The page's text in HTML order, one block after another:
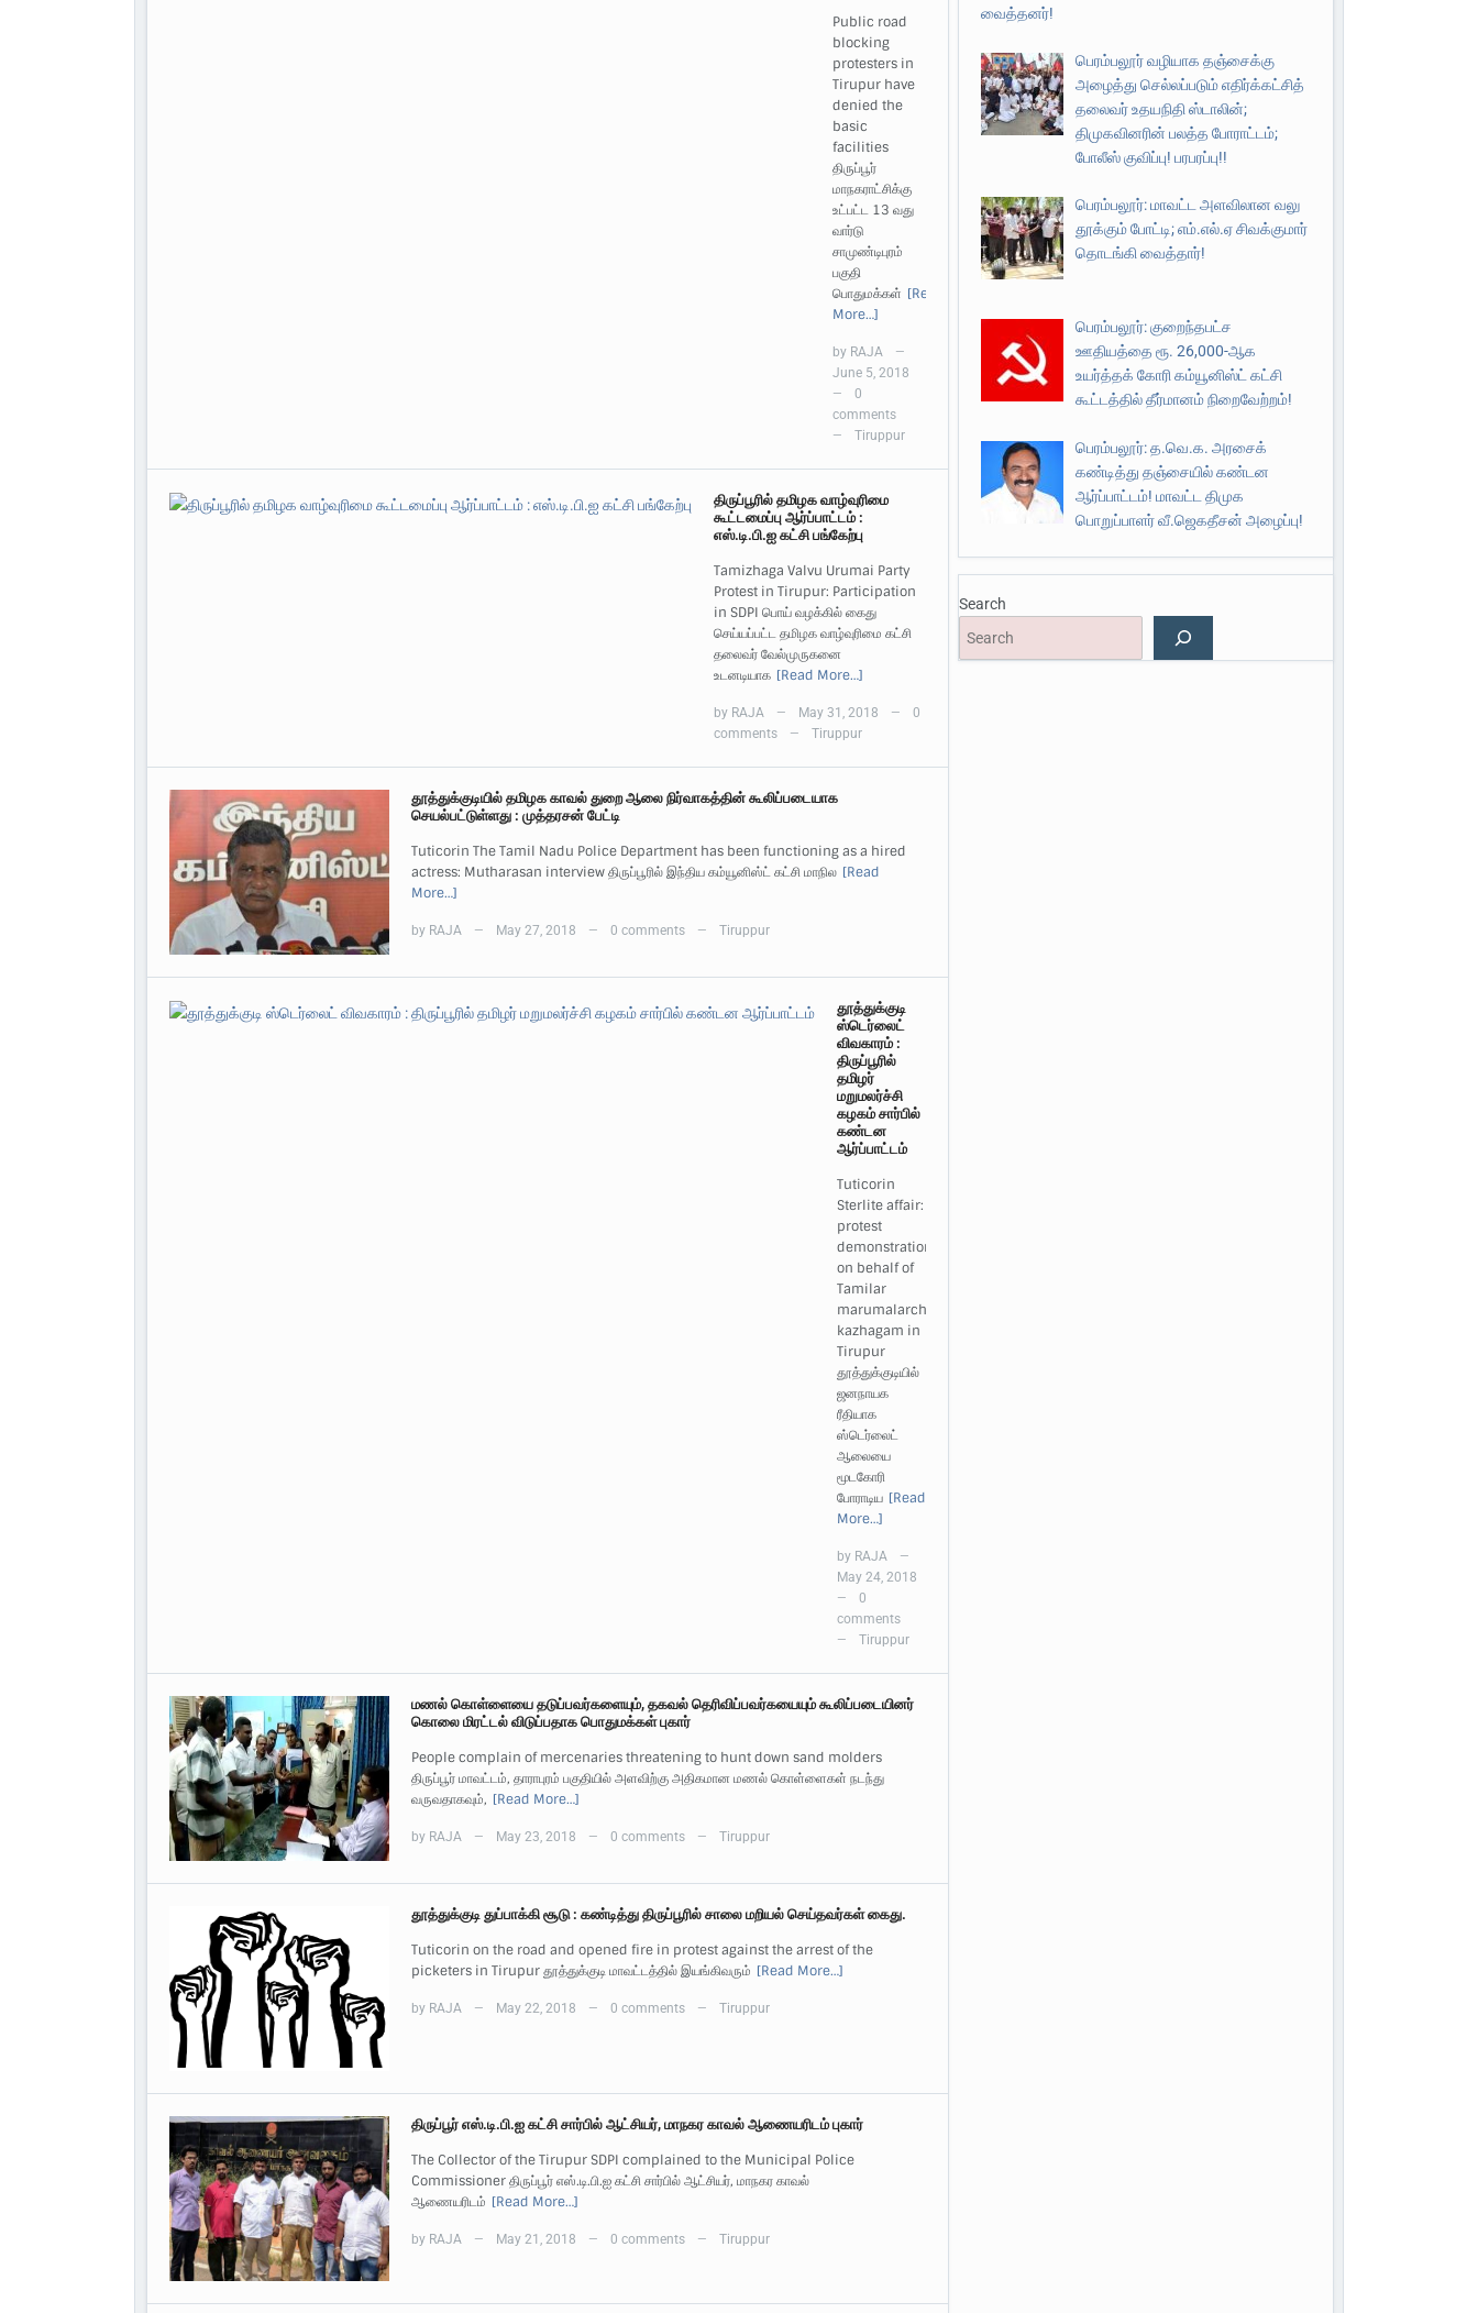
Public road
blocking
protesters in
Tirupur have
denied the
basic
facilities
திருப்பூர்
மாநகராட்சிக்கு
உட்பட்ட 13 வது
வார்டு
சாமுண்டிபுரம்
பகுதி
பொதுமக்கள் [Read
More…]
by RAJA —
June 5, 2018
—
0
comments
— Tiruppur
திருப்பூரில் தமிழக வாழ்வுரிமை
கூட்டமைப்பு ஆர்ப்பாட்டம் :
எஸ்.டி.பி.ஐ கட்சி பங்கேற்பு
Tamizhaga Valvu Urumai Party
Protest in Tirupur: Participation
in SDPI பொய் வழக்கில் கைது
செய்யப்பட்ட தமிழக வாழ்வுரிமை கட்சி
தலைவர் வேல்முருகனை
உடனடியாக [Read More…]
by RAJA — May 31, 2018 —
0
comments
— Tiruppur
தூத்துக்குடியில் தமிழக காவல் துறை ஆலை நிர்வாகத்தின் கூலிப்படையாக
செயல்பட்டுள்ளது : முத்தரசன் பேட்டி
Tuticorin The Tamil Nadu Police Department has been functioning as a hired
actress: Mutharasan interview திருப்பூரில் இந்திய கம்யூனிஸ்ட் கட்சி மாநில [Read
More…]
by RAJA — May 27, 2018 — 0 comments — Tiruppur
தூத்துக்குடி
ஸ்டெர்லைட்
விவகாரம் :
திருப்பூரில்
தமிழர்
மறுமலர்ச்சி
கழகம் சார்பில்
கண்டன
ஆர்ப்பாட்டம்
Tuticorin
Sterlite affair:
protest
demonstration
on behalf of
Tamilar
marumalarchi
kazhagam in
Tirupur
தூத்துக்குடியில்
ஜனநாயக
ரீதியாக
ஸ்டெர்லைட்
ஆலையை
மூடகோரி
போராடிய [Read
More…]
by RAJA —
May 24, 2018
—
0
comments
— Tiruppur
மணல் கொள்ளையை தடுப்பவர்களையும், தகவல் தெரிவிப்பவர்கயையும் கூலிப்படையினர்
கொலை மிரட்டல் விடுப்பதாக பொதுமக்கள் புகார்
People complain of mercenaries threatening to hunt down sand molders
திருப்பூர் மாவட்டம், தாராபுரம் பகுதியில் அளவிற்கு அதிகமான மணல் கொள்ளைகள் நடந்து
வருவதாகவும், [Read More…]
by RAJA — May 23, 2018 — 0 comments — Tiruppur
தூத்துக்குடி துப்பாக்கி சூடு : கண்டித்து திருப்பூரில் சாலை மறியல் செய்தவர்கள் கைது.
Tuticorin on the road and opened fire in protest against the arrest of the
picketers in Tirupur தூத்துக்குடி மாவட்டத்தில் இயங்கிவரும் [Read More…]
by RAJA — May 22, 2018 — 0 comments — Tiruppur
திருப்பூர் எஸ்.டி.பி.ஐ கட்சி சார்பில் ஆட்சியர், மாநகர காவல் ஆணையரிடம் புகார்
The Collector of the Tirupur SDPI complained to the Municipal Police
Commissioner திருப்பூர் எஸ்.டி.பி.ஐ கட்சி சார்பில் ஆட்சியர், மாநகர காவல்
ஆணையரிடம் [Read More…]
by RAJA — May 21, 2018 — 0 comments — Tiruppur
வைத்தனர்!
பெரம்பலூர் வழியாக தஞ்சைக்கு
அழைத்து செல்லப்படும் எதிர்க்கட்சித்
தலைவர் உதயநிதி ஸ்டாலின்;
திமுகவினரின் பலத்த போராட்டம்;
போலீஸ் குவிப்பு! பரபரப்பு!!
பெரம்பலூர்: மாவட்ட அளவிலான வலு
தூக்கும் போட்டி; எம்.எல்.ஏ சிவக்குமார்
தொடங்கி வைத்தார்!
பெரம்பலூர்: குறைந்தபட்ச
ஊதியத்தை ரூ. 26,000-ஆக
உயர்த்தக் கோரி கம்யூனிஸ்ட் கட்சி
கூட்டத்தில் தீர்மானம் நிறைவேற்றம்!
பெரம்பலூர்: த.வெ.க. அரசைக்
கண்டித்து தஞ்சையில் கண்டன
ஆர்ப்பாட்டம்! மாவட்ட திமுக
பொறுப்பாளர் வீ.ஜெகதீசன் அழைப்பு!
Search